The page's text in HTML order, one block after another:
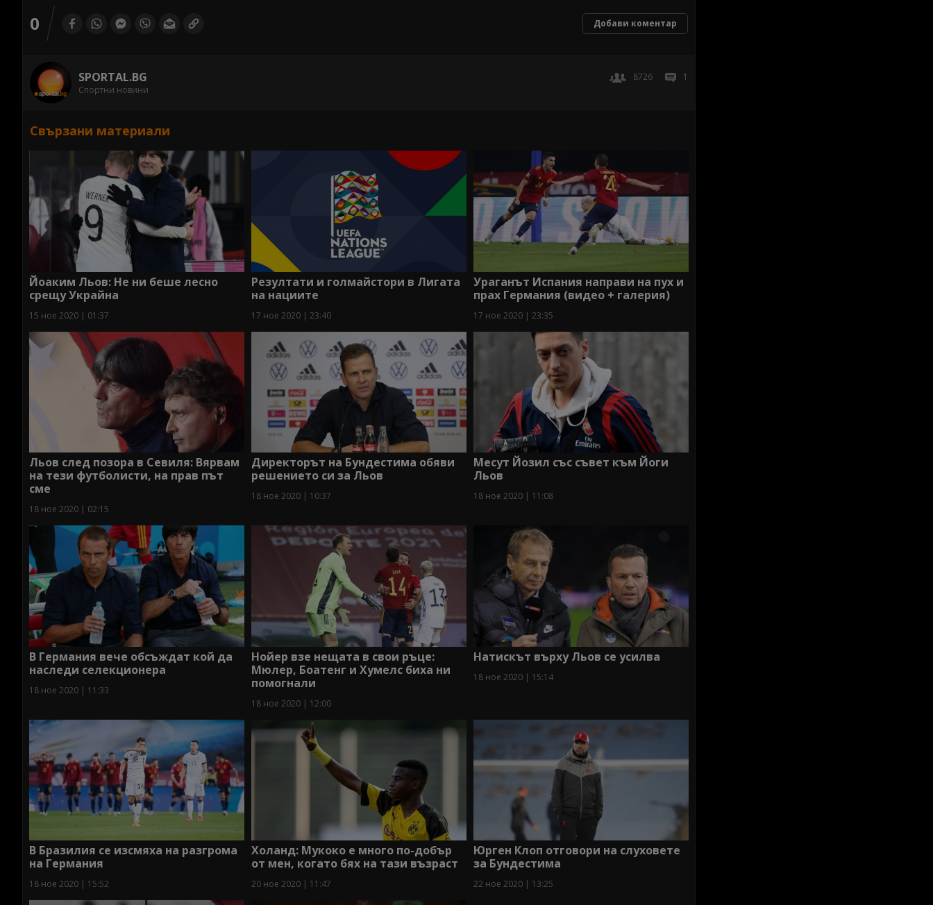
0 Добави коментар
SPORTAL.BG
Спортни новини
8726 1
Свързани материали
Йоаким Льов: Не ни беше лесно
срещу Украйна
15 ное 2020 | 01:37
Резултати и голмайстори в Лигата
на нациите
17 ное 2020 | 23:40
Ураганът Испания направи на пух и
прах Германия (видео + галерия)
17 ное 2020 | 23:35
Льов след позора в Севиля: Вярвам
на тези футболисти, на прав път
сме
18 ное 2020 | 02:15
Директорът на Бундестима обяви
решението си за Льов
18 ное 2020 | 10:37
Месут Йозил със съвет към Йоги
Льов
18 ное 2020 | 11:08
В Германия вече обсъждат кой да
наследи селекционера
18 ное 2020 | 11:33
Нойер взе нещата в свои ръце:
Мюлер, Боатенг и Хумелс биха ни
помогнали
18 ное 2020 | 12:00
Натискът върху Льов се усилва
18 ное 2020 | 15:14
В Бразилия се изсмяха на разгрома
на Германия
18 ное 2020 | 15:52
Холанд: Мукоко е много по-добър
от мен, когато бях на тази възраст
20 ное 2020 | 11:47
Юрген Клоп отговори на слуховете
за Бундестима
22 ное 2020 | 13:25